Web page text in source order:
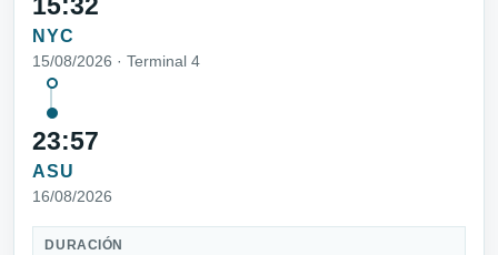
NYC
15/08/2026 · Terminal 4
23:57
ASU
16/08/2026
DURACIÓN